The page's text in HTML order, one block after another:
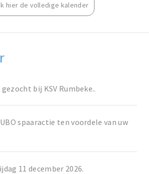
hier de volledige kalender
bij KSV Rumbeke..
spaaractie ten voordele van uw
11 december 2026.